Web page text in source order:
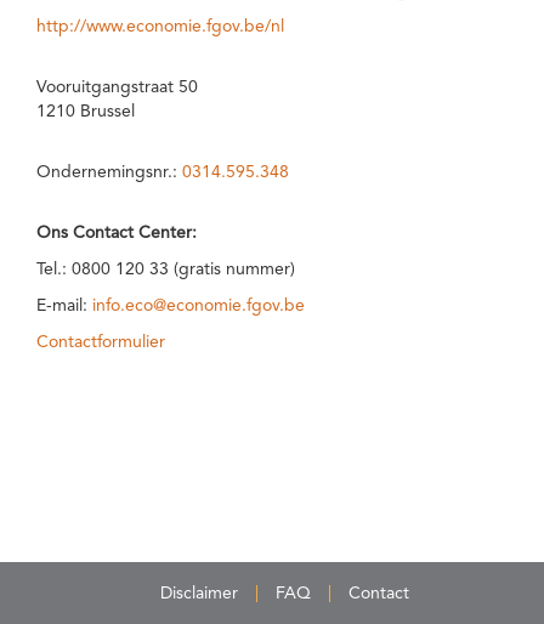
http://www.economie.fgov.be/nl
Vooruitgangstraat 50
1210 Brussel
Ondernemingsnr.: 0314.595.348
Ons Contact Center:
Tel.: 0800 120 33 (gratis nummer)
E-mail: info.eco@economie.fgov.be
Contactformulier
Disclaimer FAQ Contact